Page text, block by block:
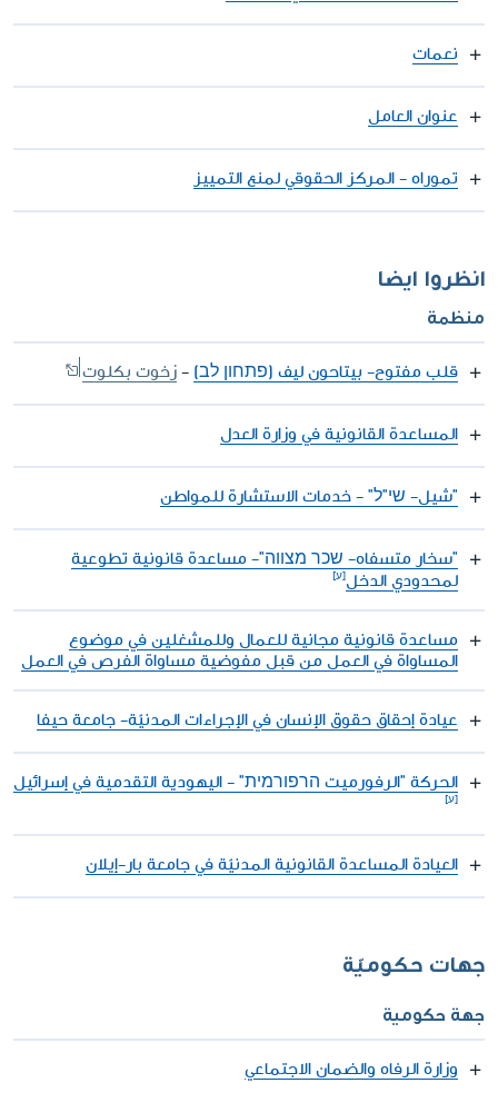
نعمات
عنوان العامل
تموراه - المركز الحقوقي لمنع التمييز
انظروا ايضا
منظمة
قلب مفتوح- بيتاحون ليف (פתחון לב) - زخوت بكلوت
المساعدة القانونية في وزارة العدل
"شيل- שי"ל" - خدمات الاستشارة للمواطن
"سخار متسفاه- שכר מצווה"- مساعدة قانونية تطوعية
لمحدودي الدخل
مساعدة قانونية مجانية للعمال وللمشغلين في موضوع
المساواة في العمل من قبل مفوضية مساواة الفرص في العمل
عيادة إحقاق حقوق الإنسان في الإجراءات المدنيّة- جامعة حيفا
الحركة "الرفورميت הרפורמית" - اليهودية التقدمية في إسرائيل
العيادة المساعدة القانونية المدنيّة في جامعة بار-إيلان
جهات حكوميّة
جهة حكومية
وزارة الرفاه والضمان الاجتماعي